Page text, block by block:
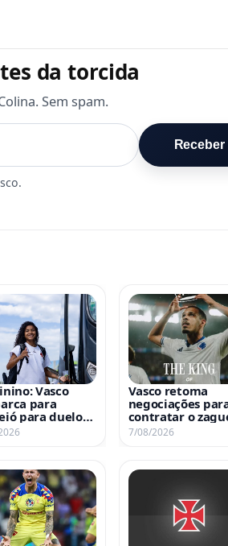
da torcida
Sem spam.
Receber
Vasco
para
para duelo
o UDA no
Vasco retoma
negociações
contratar o
Gabriel Pereira,
7/08/2026